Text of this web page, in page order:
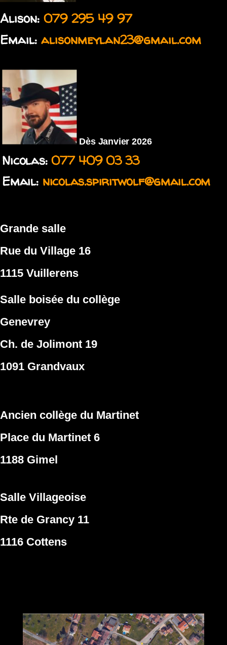
Alison: 079 295 49 97
Email: alisonmeylan23@gmail.com
Dès Janvier 2026
Nicolas:077 409 03 33
Email: nicolas.spiritwolf@gmail.com
Grande salle
Rue du Village 16
1115 Vuillerens
Salle boisée du collège
Genevrey
Ch. de Jolimont 19
1091 Grandvaux
Ancien collège du Martinet
Place du Martinet 6
1188 Gimel
Salle Villageoise
Rte de Grancy 11
1116 Cottens